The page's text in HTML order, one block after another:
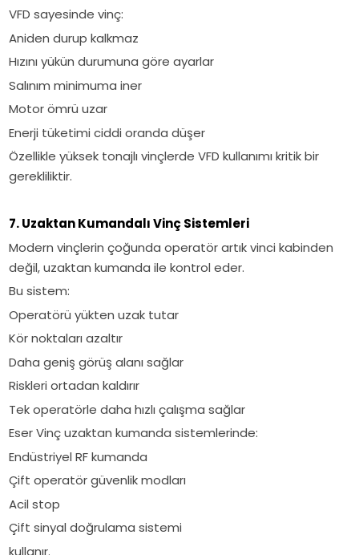
VFD sayesinde vinç:
Aniden durup kalkmaz
Hızını yükün durumuna göre ayarlar
Salınım minimuma iner
Motor ömrü uzar
Enerji tüketimi ciddi oranda düşer
Özellikle yüksek tonajlı vinçlerde VFD kullanımı kritik bir
gerekliliktir.
7. Uzaktan Kumandalı Vinç Sistemleri
Modern vinçlerin çoğunda operatör artık vinci kabinden
değil, uzaktan kumanda ile kontrol eder.
Bu sistem:
Operatörü yükten uzak tutar
Kör noktaları azaltır
Daha geniş görüş alanı sağlar
Riskleri ortadan kaldırır
Tek operatörle daha hızlı çalışma sağlar
Eser Vinç uzaktan kumanda sistemlerinde:
Endüstriyel RF kumanda
Çift operatör güvenlik modları
Acil stop
Çift sinyal doğrulama sistemi
kullanır.